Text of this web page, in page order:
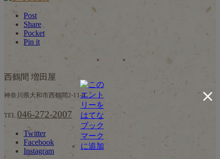
Post
Share
Pocket
Pin it
西鶴間 増田屋
神奈川県大和市西鶴間2-11-8
TEL.046-272-2007
Twitter
Facebook
Instagram